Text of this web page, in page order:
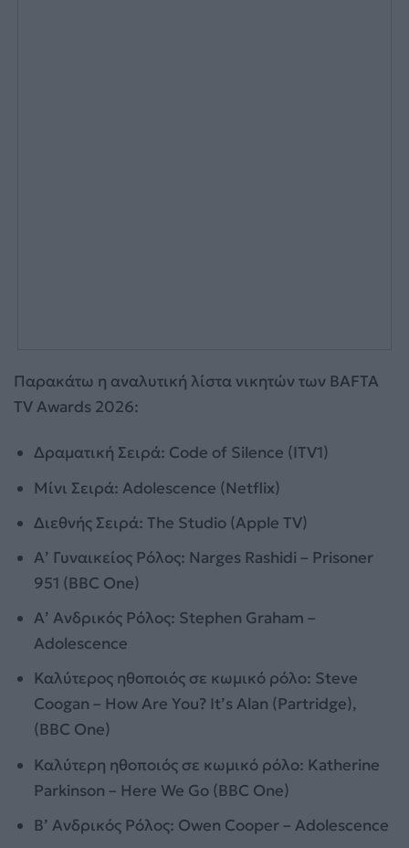
Παρακάτω η αναλυτική λίστα νικητών των BAFTA
TV Awards 2026:
Δραματική Σειρά: Code of Silence (ITV1)
Μίνι Σειρά: Adolescence (Netflix)
Διεθνής Σειρά: The Studio (Apple TV)
Α’ Γυναικείος Ρόλος: Narges Rashidi – Prisoner
951 (BBC One)
Α’ Ανδρικός Ρόλος: Stephen Graham –
Adolescence
Καλύτερος ηθοποιός σε κωμικό ρόλο: Steve
Coogan – How Are You? It’s Alan (Partridge),
(BBC One)
Καλύτερη ηθοποιός σε κωμικό ρόλο: Katherine
Parkinson – Here We Go (BBC One)
Β’ Ανδρικός Ρόλος: Owen Cooper – Adolescence